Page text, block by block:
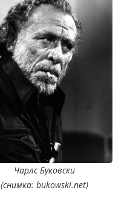
Чарлс Буковски
(снимка: bukowski.net)